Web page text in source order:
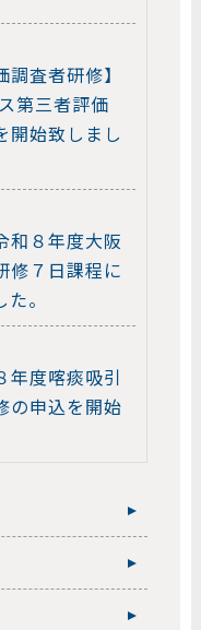
査者研修】
第三者評価
開始致しまし
和８年度大阪
修７日課程に
。
年度喀痰吸引
の申込を開始